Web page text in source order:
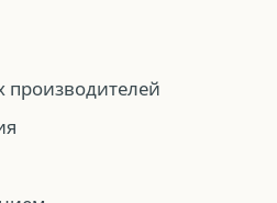
производителей